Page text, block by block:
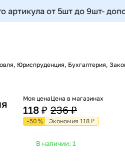
от 5шт до 9шт-
Юриспруденция, Бухгалтерия,
Моя цена
118 ₽
Цена в магазинах
236 ₽
-50 % Экономия 118 ₽
В наличии: 1